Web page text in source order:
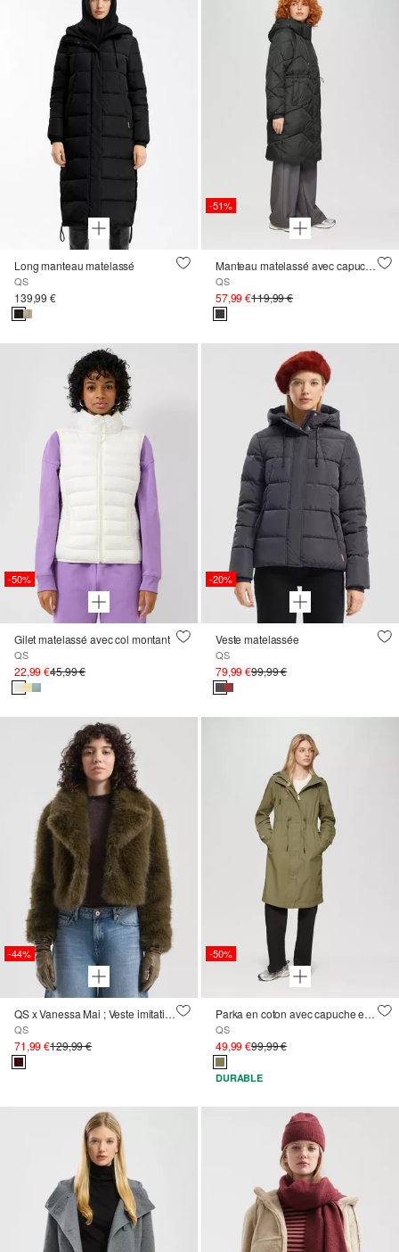
Long manteau matelassé
QS
139,99 €
-51%
Manteau matelassé avec capuche
QS
57,99 €119,99 €
-50%
Gilet matelassé avec col montant
QS
22,99 €45,99 €
-20%
Veste matelassée
QS
79,99 €99,99 €
-44%
QS x Vanessa Mai ; Veste imitation fourrure
QS
71,99 €129,99 €
-50%
Parka en coton avec capuche et cordon de serrage à la taille
QS
49,99 €99,99 €
DURABLE